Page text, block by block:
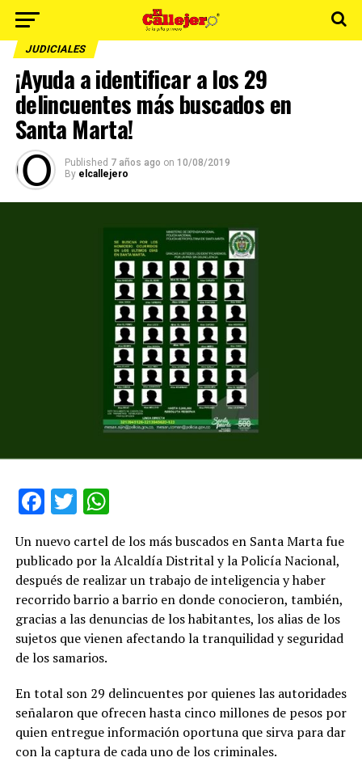
JUDICIALES
¡Ayuda a identificar a los 29
delincuentes más buscados en
Santa Marta!
Published 7 años ago on 10/08/2019
By elcallejero
Facebook
TwitterWhatsApp
Un nuevo cartel de los más buscados en Santa Marta fue
publicado por la Alcaldía Distrital y la Policía Nacional,
después de realizar un trabajo de inteligencia y haber
recorrido barrio a barrio en donde conocieron, también,
gracias a las denuncias de los habitantes, los alias de los
sujetos que vienen afectando la tranquilidad y seguridad
de los samarios.
En total son 29 delincuentes por quienes las autoridades
señalaron que ofrecen hasta cinco millones de pesos por
quien entregue información oportuna que sirva para dar
con la captura de cada uno de los criminales.